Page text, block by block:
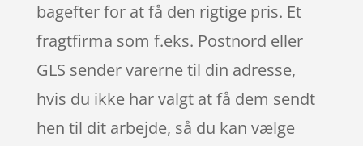
bagefter for at få den rigtige pris. Et
fragtfirma som f.eks. Postnord eller
GLS sender varerne til din adresse,
hvis du ikke har valgt at få dem sendt
hen til dit arbejde, så du kan vælge